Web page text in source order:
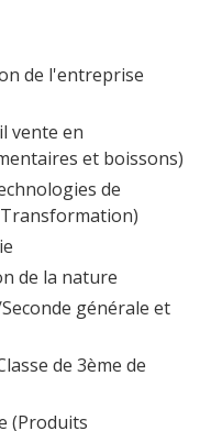
de l'entreprise
vente en
et boissons)
de
de la nature
générale et
de 3ème de
(Produits